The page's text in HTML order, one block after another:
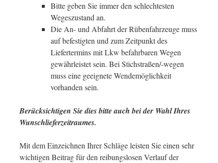
Bitte geben Sie immer den schlechtesten
Wegeszustand an.
Die An- und Abfahrt der Rübenfahrzeuge muss
auf befestigten und zum Zeitpunkt des
Liefertermins mit Lkw befahrbaren Wegen
gewährleistet sein. Bei Stichstraßen/-wegen
muss eine geeignete Wendemöglichkeit
vorhanden sein.
Berücksichtigen Sie dies bitte auch bei der Wahl Ihres
Wunschlieferzeitraumes.
Mit dem Einzeichnen Ihrer Schläge leisten Sie einen sehr
wichtigen Beitrag für den reibungslosen Verlauf der